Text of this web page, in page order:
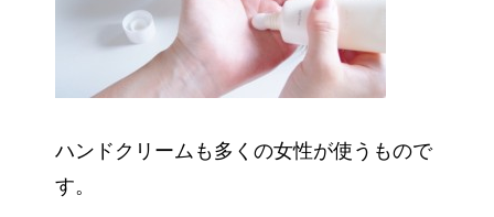
ハンドクリームも多くの女性が使うもので
す。